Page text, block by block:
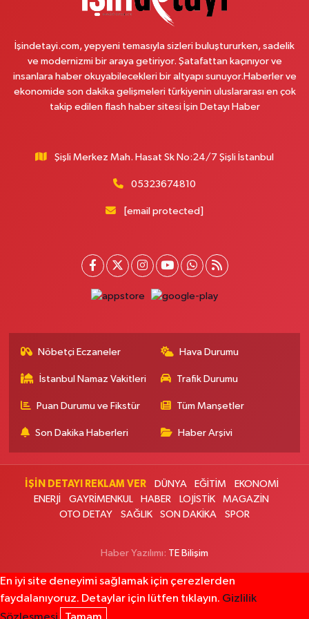
Çemberlitaş Eczanesi
Binbirdirek Mahallesi Peykane Caddesi 25 A
0 (212) 590 90 09 Yol Tarifi Al
Naciye Eczanesi
Esentepe Mahallesi 2388. Sokak 8 A 38 NOLU ASM YANI - ESENTEPE
MERKEZ CAMİNİN ORDAKİ GÜVEN KASABIN KARŞI SOKAĞINDA
Mehmet Nesih Özmen Mahallesi Zeki Sokak No:28 A MEVLANA FIRININ
Burak Eczanesi
Cevizlik Mahallesi Kırmızı Şebboy Sokak 15 A UZMANLAR TIP MERKEZİ
Nida Eczanesi
PAZAR PAZARI YANI
0 (212) 924 49 68 Yol Tarifi Al
Lotus Eczanesi
İnönü Mahallesi Halkalı Caddesi 206E AVRUPA KONUTLARI ATAKENT 4
SİTESİ ALTI
0 (212) 999 94 72 Yol Tarifi Al
Ali Emre Eczanesi
Atatürk Mahallesi Atatürk Caddesi 201B Vatan Bilgisayar'dan
İşindetayi.com, yepyeni temasıyla sizleri buluştururken, sadelik
ve modernizmi bir araya getiriyor. Şatafattan kaçınıyor ve
insanlara haber okuyabilecekleri bir altyapı sunuyor.Haberler ve
ekonomide son dakika gelişmeleri türkiyenin uluslararası en çok
takip edilen flash haber sitesi İşin Detayı Haber
Şişli Merkez Mah. Hasat Sk No:24/7 Şişli İstanbul
05323674810
[email protected]
Nöbetçi Eczaneler Hava Durumu
İstanbul Namaz Vakitleri Trafik Durumu
Puan Durumu ve Fikstür Tüm Manşetler
Son Dakika Haberleri Haber Arşivi
İŞİN DETAYI REKLAM VER DÜNYA EĞİTİM
EKONOMİ
ENERJİ
GAYRİMENKUL HABER LOJİSTİK
MAGAZİN
OTO DETAY
SAĞLIK SON DAKİKA SPOR
Haber Yazılımı: TE Bilişim
En iyi site deneyimi sağlamak için çerezlerden
faydalanıyoruz. Detaylar için lütfen tıklayın. Gizlilik